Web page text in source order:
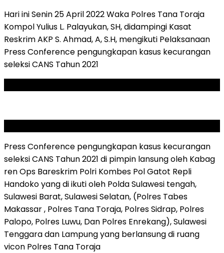
Hari ini Senin 25 April 2022 Waka Polres Tana Toraja
Kompol Yulius L. Palayukan, SH, didampingi Kasat
Reskrim AKP S. Ahmad, A, S.H, mengikuti Pelaksanaan
Press Conference pengungkapan kasus kecurangan
seleksi CANS Tahun 2021
Press Conference pengungkapan kasus kecurangan
seleksi CANS Tahun 2021 di pimpin lansung oleh Kabag
ren Ops Bareskrim Polri Kombes Pol Gatot Repli
Handoko yang di ikuti oleh Polda Sulawesi tengah,
Sulawesi Barat, Sulawesi Selatan, (Polres Tabes
Makassar , Polres Tana Toraja, Polres Sidrap, Polres
Palopo, Polres Luwu, Dan Polres Enrekang), Sulawesi
Tenggara dan Lampung yang berlansung di ruang
vicon Polres Tana Toraja